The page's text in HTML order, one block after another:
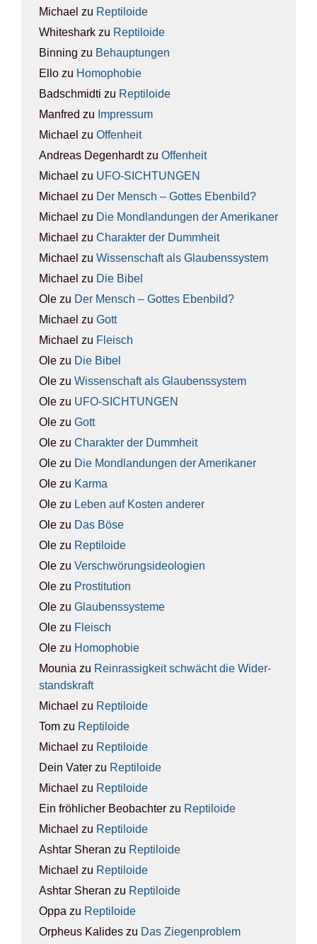
Michael zu Rep­ti­lo­ide
Whiteshark zu Rep­ti­lo­ide
Binning zu Behaup­tun­gen
Ello zu Homo­pho­bie
Badschmidti zu Rep­ti­lo­ide
Manfred zu Impres­sum
Michael zu Offen­heit
Andreas Degenhardtzu Offen­heit
Michael zu UFO-SICH­TUN­GEN
Michael zu Der Mensch – Got­tes Eben­bild?
Michael zu Die Mond­lan­dun­gen der Ame­ri­ka­ner
Michael zu Cha­rak­ter der Dumm­heit
Michael zu Wis­sen­schaft als Glau­bens­sys­tem
Michael zu Die Bibel
Ole zu Der Mensch – Got­tes Eben­bild?
Michael zu Gott
Michael zu Fleisch
Ole zu Die Bibel
Ole zu Wis­sen­schaft als Glau­bens­sys­tem
Ole zu UFO-SICH­TUN­GEN
Ole zu Gott
Ole zu Cha­rak­ter der Dumm­heit
Ole zu Die Mond­lan­dun­gen der Ame­ri­ka­ner
Ole zu Kar­ma
Ole zu Leben auf Kos­ten ande­rer
Ole zu Das Böse
Ole zu Rep­ti­lo­ide
Ole zu Ver­schwö­rungs­ideo­lo­gien
Ole zu Pro­sti­tu­ti­on
Ole zu Glau­bens­sys­te­me
Ole zu Fleisch
Ole zu Homo­pho­bie
Mounia zu Rein­ras­sig­keit schwächt die Wider­
stands­kraft
Michael zu Rep­ti­lo­ide
Tom zu Rep­ti­lo­ide
Michael zu Rep­ti­lo­ide
Dein Vater zu Rep­ti­lo­ide
Michael zu Rep­ti­lo­ide
Ein fröhlicher Beobachter zu Rep­ti­lo­ide
Michael zu Rep­ti­lo­ide
Ashtar Sheran zu Rep­ti­lo­ide
Michael zu Rep­ti­lo­ide
Ashtar Sheran zu Rep­ti­lo­ide
Oppa zu Rep­ti­lo­ide
Orpheus Kalides zu Das Zie­gen­pro­blem